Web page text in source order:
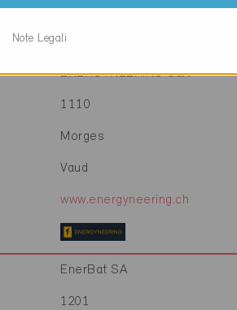
ENERGYNEERING Sàrl
1110
Morges
Vaud
www.energyneering.ch
EnerBat SA
1201
Note Legali